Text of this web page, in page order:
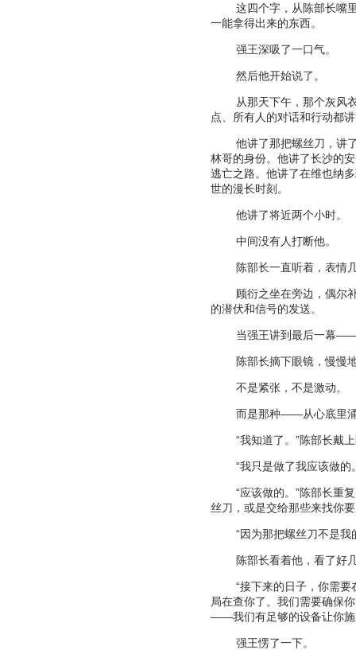
这四个字，从陈部长嘴
一能拿得出来的东西。
强王深吸了一口气。
然后他开始说了。
从那天下午，那个灰风
点、所有人的对话和行动都
他讲了那把螺丝刀，讲
林哥的身份。他讲了长沙的
逃亡之路。他讲了在维也纳
世的漫长时刻。
他讲了将近两个小时。
中间没有人打断他。
陈部长一直听着，表情
顾衍之坐在旁边，偶尔
的潜伏和信号的发送。
当强王讲到最后一幕
陈部长摘下眼镜，慢慢
不是紧张，不是激动。
而是那种——从心底里
“我知道了。 ”陈部长戴
“我只是做了我应该做的
“应该做的。 ”陈部长重
丝刀，或是交给那些来找你
“因为那把螺丝刀不是我
陈部长看着他，看了好
“接下来的日子，你需要
局在查你了。我们需要确保
——我们有足够的设备让你
强王愣了一下。